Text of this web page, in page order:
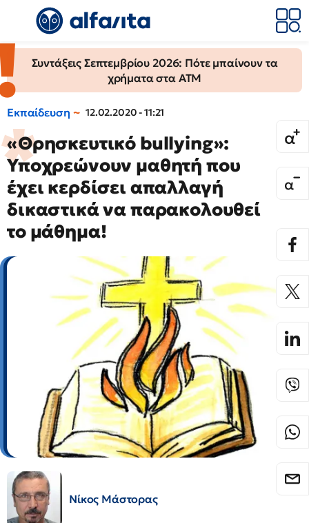
Συντάξεις Σεπτεμβρίου 2026: Πότε μπαίνουν τα
χρήματα στα ΑΤΜ
Εκπαίδευση 12.02.2020 - 11:21
«Θρησκευτικό bullying»:
Υποχρεώνουν μαθητή που
έχει κερδίσει απαλλαγή
δικαστικά να παρακολουθεί
το μάθημα!
Νίκος Μάστορας